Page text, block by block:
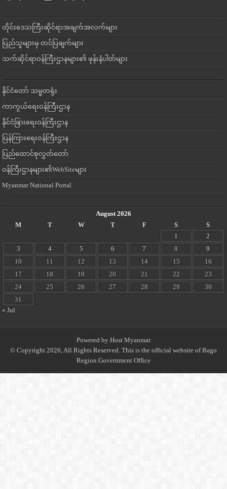
တိုင်းဒေသကြီးဆိုင်ရာအချက်အလက်များ
ပြည်သူများမှ တင်ပြချက်များ
သက်ဆိုင်ရာဝန်ကြီးဌာနများ၏ ဖုန်းနံပါတ်များ
နိုင်ငံတော် သမ္မတရုံး
ကာကွယ်ရေးဝန်ကြီးဌာန
နိုင်ငံခြားရေးဝန်ကြီးဌာန
ပြန်ကြားရေးဝန်ကြီးဌာန
ပြည်ထောင်စုလွှတ်တော်
ဝန်ကြီးဌာနများ၏WebSiteများ
Myanmar National Portal
August 2026
M
T W T F S
S
1
2
3
4 5 6 7 8
9
10
11 12 13 14 15
16
17
18 19 20 21 22
23
24
25 26 27 28 29
30
31
« Jul
Powered by Host Myanmar
© Copyright 2026, All Rights Reserved. This is the official website of Bago
Region Government Office